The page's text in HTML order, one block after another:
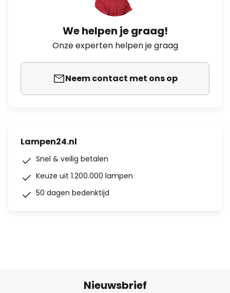
We helpen je graag!
Onze experten helpen je graag
Neem contact met ons op
Lampen24.nl
Snel & veilig betalen
Keuze uit 1.200.000 lampen
50 dagen bedenktijd
Nieuwsbrief